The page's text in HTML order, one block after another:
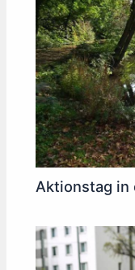
Aktionstag in